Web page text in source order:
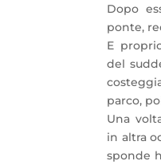
Dopo
ponte,
E
del
parco,
Una
in altra
sponde